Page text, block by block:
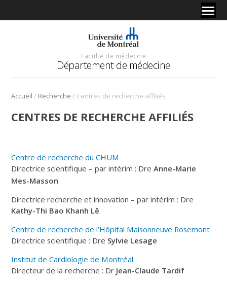
Faculté de médecine
Département de médecine
Accueil / Recherche / Centres de recherche affiliés
CENTRES DE RECHERCHE AFFILIÉS
Centre de recherche du CHUM
Directrice scientifique – par intérim : DreAnne-Marie
Mes-Masson
Directrice recherche et innovation – par intérim : Dre
Kathy-Thi Bao Khanh Lê
Centre de recherche de l’Hôpital Maisonneuve Rosemont
Directrice scientifique : Dre Sylvie Lesage
Institut de Cardiologie de Montréal
Directeur de la recherche : Dr Jean-Claude Tardif